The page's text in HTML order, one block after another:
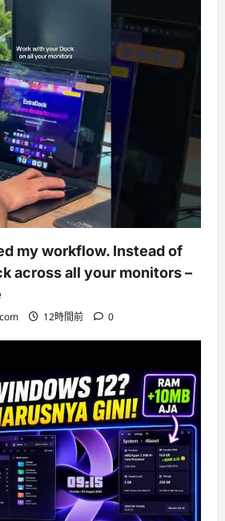
my workflow. Instead of
across all your monitors –
12時間前 0